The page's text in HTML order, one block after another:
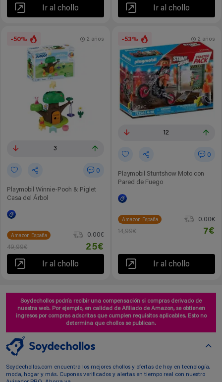
Ir al chollo Ir al chollo
-50%
3
0
Playmobil Winnie-Pooh & Piglet
Casa del Árbol
2 años
Amazon España
0.00€
49,99€
25€
Ir al chollo
-53%
12
0
Playmobil Stuntshow Moto con
Pared de Fuego
2 años
Amazon España
0.00€
14,99€
7€
Ir al chollo
Soydechollos podría recibir una compensación si compras derivado de
nuestra web. Por ejemplo, en calidad de Afiliado de Amazon, se obtienen
ingresos por compras adscritas que cumplen requisitos aplicables. Esto no
determina que chollos se publican.
Soydechollos.com encuentra los mejores chollos y ofertas de hoy en tecnología,
moda, hogar y más. Cupones verificados y alertas en tiempo real con nuestro